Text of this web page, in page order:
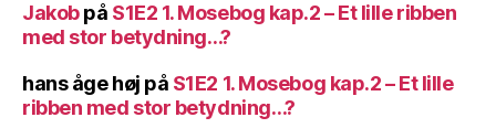
Jakobpå S1E2 1. Mosebog kap.2 – Et lille ribben
med stor betydning…?
hans åge høj på S1E2 1. Mosebog kap.2 – Et lille
ribben med stor betydning…?